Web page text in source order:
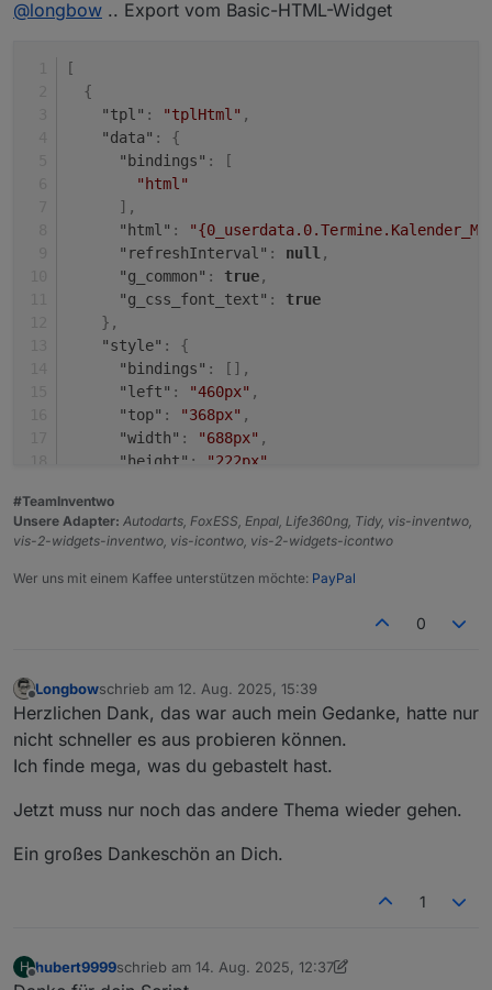
später auf einem Windows-Rechner noch aus.
Auf den Mobilen Geräten:
@longbow .. Export vom Basic-HTML-Widget
[
{
"tpl" : "tplHtml" ,
"data" :
{
"bindings" :
[
"html"
] ,
"html" :
"refreshInterval" : null ,
"g_common" : true,
"g_css_font_text" :
true
} ,
"style" :
{
"bindings" : [ ] ,
"left" : "460px" ,
"top" : "368px" ,
"width" : "688px" ,
"height" : "222px"
"text-align": "center",
"text-shadow"
"font-family": null,
"line-height" : null,
"letter-spacing": null,
"word-spacing": null
},
"_id": "i000001"
]
#TeamInventwo
Unsere Adapter: Autodarts, FoxESS, Enpal, Life360ng, Tidy, vis-inventwo,
vis-2-widgets-inventwo, vis-icontwo, vis-2-widgets-icontwo
Wer uns mit einem Kaffee unterstützen möchte: PayPal
0
Offline
Longbowschrieb am 12. Aug. 2025, 15:39
zuletzt editiert von
Herzlichen Dank, das war auch mein Gedanke, hatte nur
nicht schneller es aus probieren können.
Ich finde mega, was du gebastelt hast.
Jetzt muss nur noch das andere Thema wieder gehen.
Ein großes Dankeschön an Dich.
1
H
Offline
hubert9999schrieb am 14. Aug. 2025, 12:37
zuletzt editiert von hubert9999